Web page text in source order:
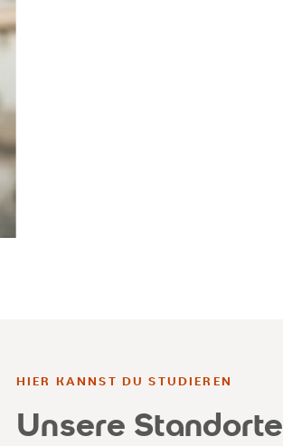
HIER KANNST DU STUDIEREN
Unsere Standorte